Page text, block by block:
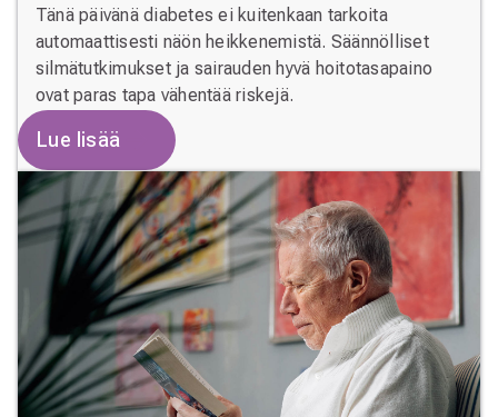
Tänä päivänä diabetes ei kuitenkaan tarkoita
automaattisesti näön heikkenemistä. Säännölliset
silmätutkimukset ja sairauden hyvä hoitotasapaino
ovat paras tapa vähentää riskejä.
Lue lisää